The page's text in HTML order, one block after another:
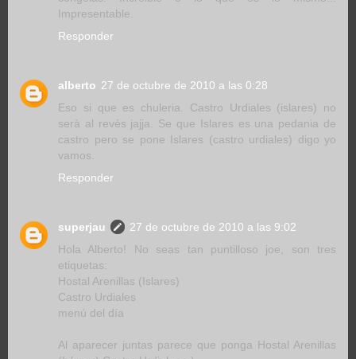
Impresentable.
Responder
alberto 27 de octubre de 2010 a las 0:28
Eso si que es chuleria. Castro Urdiales (islares) no
serà al revès jajja. Se que Islares es una pedania de
castro pero se pone Islares (castro urdiales) digo yo
vamos.
Responder
superjau
27 de octubre de 2010 a las 9:02
Hola Alberto! No seas tan puntilloso joe, son tres
etiquetas:
Hostal Arenillas (Islares)
Castro Urdiales
menú del día
Al aparecer juntas parece que ponga Hostal Arenillas